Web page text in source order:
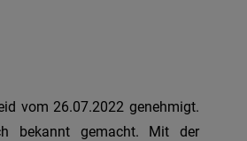
vom 26.07.2022 genehmigt.
bekannt gemacht. Mit der